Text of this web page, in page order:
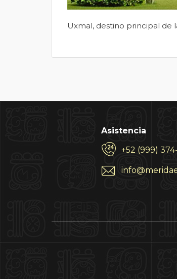
Uxmal, destino principal de
Asistencia
+52 (999)